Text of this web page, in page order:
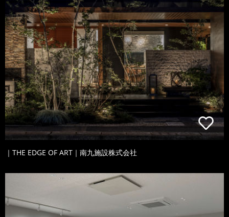
｜THE EDGE OF ART｜南九施設株式会社